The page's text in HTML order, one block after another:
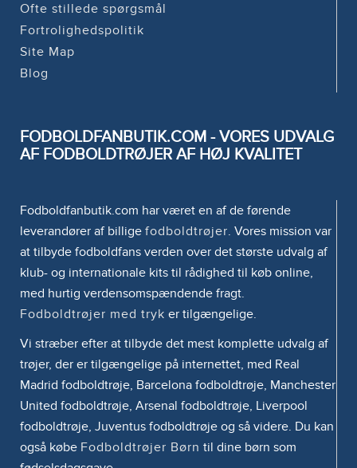
Ofte stillede spørgsmål
Fortrolighedspolitik
Site Map
Blog
FODBOLDFANBUTIK.COM - VORES UDVALG
AF FODBOLDTRØJER AF HØJ KVALITET
Fodboldfanbutik.com har været en af de førende
leverandører af billige fodboldtrøjer. Vores mission var
at tilbyde fodboldfans verden over det største udvalg af
klub- og internationale kits til rådighed til køb online,
med hurtig verdensomspændende fragt.
Fodboldtrøjer med tryk er tilgængelige.
Vi stræber efter at tilbyde det mest komplette udvalg af
trøjer, der er tilgængelige på internettet, med Real
Madrid fodboldtrøje, Barcelona fodboldtrøje, Manchester
United fodboldtrøje, Arsenal fodboldtrøje, Liverpool
fodboldtrøje, Juventus fodboldtrøje og så videre. Du kan
også købe Fodboldtrøjer Børn til dine børn som